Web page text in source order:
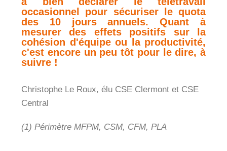
occasionnel pour sécuriser le quota
des 10 jours annuels. Quant à
mesurer des effets positifs sur la
cohésion d'équipe ou la productivité,
c'est encore un peu tôt pour le dire, à
suivre !
Christophe Le Roux, élu CSE Clermont et CSE
Central
(1) Périmètre MFPM, CSM, CFM, PLA